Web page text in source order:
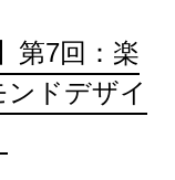
第7回：楽
ドデザイ